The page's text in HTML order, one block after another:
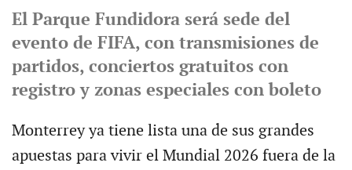
El Parque Fundidora será sede del
evento de FIFA, con transmisiones de
partidos, conciertos gratuitos con
registro y zonas especiales con boleto
Monterrey ya tiene lista una de sus grandes
apuestas para vivir el Mundial 2026 fuera de la